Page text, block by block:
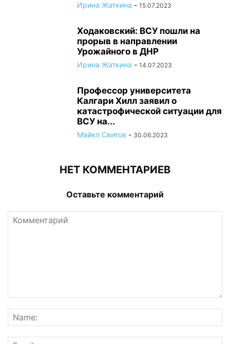
Ирина Жаткина - 15.07.2023
Ходаковский: ВСУ пошли на
прорыв в направлении
Урожайного в ДНР
Ирина Жаткина - 14.07.2023
Профессор университета
Калгари Хилл заявил о
катастрофической ситуации для
ВСУ на...
Майкл Свитов - 30.06.2023
НЕТ КОММЕНТАРИЕВ
Оставьте комментарий